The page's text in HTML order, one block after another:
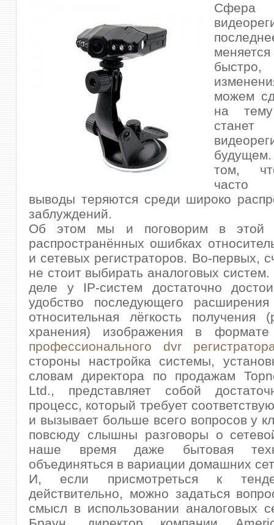
Сфера
можем
на
том,
часто
выводы теряются среди широко
заблуждений.
Об этом мы и поговорим в этой
распространённых ошибках
и сетевых регистраторов. Во-первых,
не стоит выбирать аналоговых
деле у IP-систем достаточно
удобство последующего
относительная лёгкость получения
хранения) изображения в
профессионального dvr
стороны настройка системы,
словам директора по продажам
Ltd., представляет собой
процесс, который требует
и вызывает больше всего вопросов у
повсюду слышны разговоры о
наше время даже бытовая
объединяться в вариации домашних
И, если присмотреться к
действительно, можно задаться
смысл в использовании аналоговых